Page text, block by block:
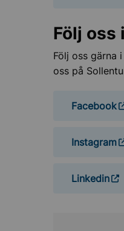
Följ oss
Följ oss gärna
oss på
Facebook
Instagram
Linkedin